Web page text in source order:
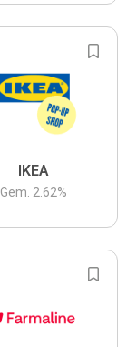
IKEA
Gem. 2.62%